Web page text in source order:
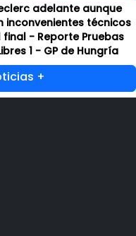
adelante aunque
inconvenientes técnicos
final - Reporte Pruebas
1 - GP de Hungría
+